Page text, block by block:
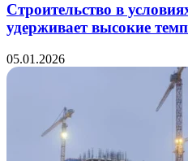
Строительство в
удерживает высокие
05.01.2026